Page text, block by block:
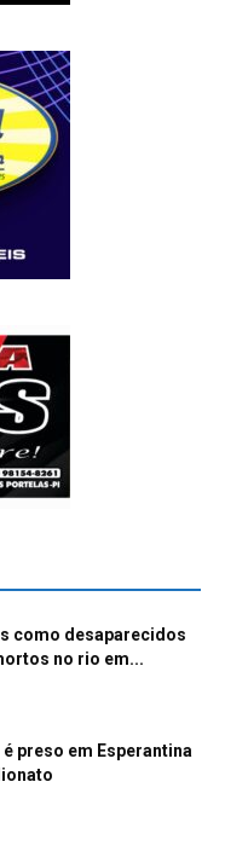
como desaparecidos
no rio em...
é preso em Esperantina